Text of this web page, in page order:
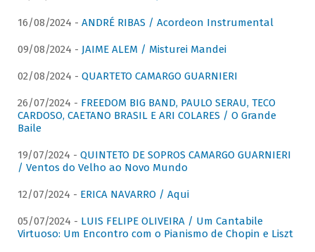
16/08/2024 - ANDRÉ RIBAS / Acordeon Instrumental
09/08/2024 - JAIME ALEM / Misturei Mandei
02/08/2024 - QUARTETO CAMARGO GUARNIERI
26/07/2024 - FREEDOM BIG BAND, PAULO SERAU, TECO
CARDOSO, CAETANO BRASIL E ARI COLARES / O Grande
Baile
19/07/2024 - QUINTETO DE SOPROS CAMARGO GUARNIERI
/ Ventos do Velho ao Novo Mundo
12/07/2024 - ERICA NAVARRO / Aqui
05/07/2024 - LUIS FELIPE OLIVEIRA / Um Cantabile
Virtuoso: Um Encontro com o Pianismo de Chopin e Liszt